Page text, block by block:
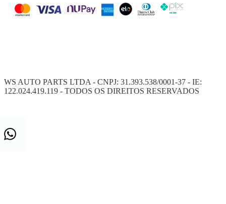
WS AUTO PARTS LTDA - CNPJ: 31.393.538/0001-37 - IE:
122.024.419.119 - TODOS OS DIREITOS RESERVADOS